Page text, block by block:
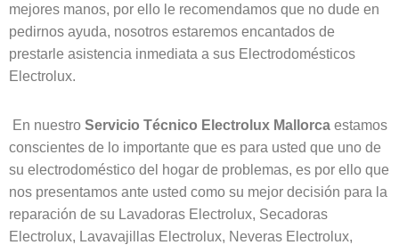
mejores manos, por ello le recomendamos que no dude en
pedirnos ayuda, nosotros estaremos encantados de
prestarle asistencia inmediata a sus Electrodomésticos
Electrolux.
En nuestro Servicio Técnico Electrolux Mallorca estamos
conscientes de lo importante que es para usted que uno de
su electrodoméstico del hogar de problemas, es por ello que
nos presentamos ante usted como su mejor decisión para la
reparación de su Lavadoras Electrolux, Secadoras
Electrolux, Lavavajillas Electrolux, Neveras Electrolux,